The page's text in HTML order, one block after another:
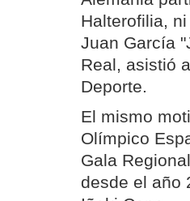
Halterofilia,
Juan García
Real, asistió
Deporte.
El mismo
Olímpico
Gala
desde el año